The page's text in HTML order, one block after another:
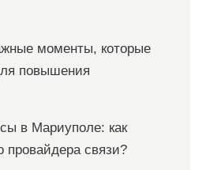
моменты, которые
повышения
в Мариуполе: как
провайдера связи?